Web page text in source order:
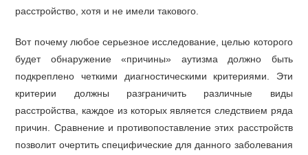
расстройство, хотя и не имели такового.
Вот почему любое серьезное исследование, целью которого
будет обнаружение «причины» аутизма должно быть
подкреплено четкими диагностическими критериями. Эти
критерии должны разграничить различные виды
расстройства, каждое из которых является следствием ряда
причин. Сравнение и противопоставление этих расстройств
позволит очертить специфические для данного заболевания